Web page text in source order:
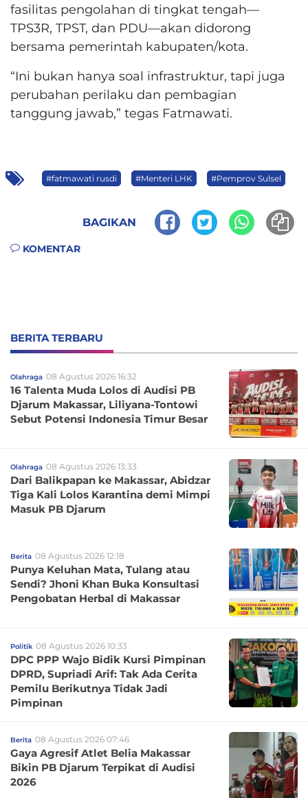
fasilitas pengolahan di tingkat tengah—
TPS3R, TPST, dan PDU—akan didorong
bersama pemerintah kabupaten/kota.
“Ini bukan hanya soal infrastruktur, tapi juga
perubahan perilaku dan pembagian
tanggung jawab,” tegas Fatmawati.
#fatmawati rusdi #Menteri LHK #Pemprov Sulsel
BAGIKAN
KOMENTAR
BERITA TERBARU
Olahraga 08 Agustus 2026 16:32
16 Talenta Muda Lolos di Audisi PB
Djarum Makassar, Liliyana-Tontowi
Sebut Potensi Indonesia Timur Besar
Olahraga 08 Agustus 2026 13:33
Dari Balikpapan ke Makassar, Abidzar
Tiga Kali Lolos Karantina demi Mimpi
Masuk PB Djarum
Berita 08 Agustus 2026 12:18
Punya Keluhan Mata, Tulang atau
Sendi? Jhoni Khan Buka Konsultasi
Pengobatan Herbal di Makassar
Politik 08 Agustus 2026 10:33
DPC PPP Wajo Bidik Kursi Pimpinan
DPRD, Supriadi Arif: Tak Ada Cerita
Pemilu Berikutnya Tidak Jadi
Pimpinan
Berita 08 Agustus 2026 07:46
Gaya Agresif Atlet Belia Makassar
Bikin PB Djarum Terpikat di Audisi
2026